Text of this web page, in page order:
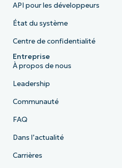
API pour les développeurs
État du système
Centre de confidentialité
Entreprise
À propos de nous
Leadership
Communauté
FAQ
Dans l’actualité
Carrières